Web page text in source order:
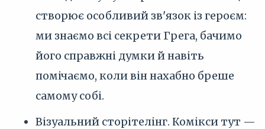
створює особливий зв'язок із героєм:
ми знаємо всі секрети Грега, бачимо
його справжні думки й навіть
помічаємо, коли він нахабно бреше
самому собі.
Візуальний сторітелінг. Комікси тут —